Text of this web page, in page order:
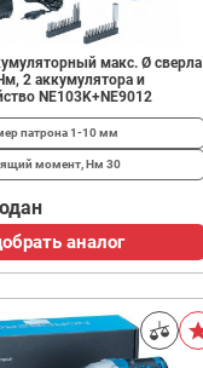
макс. Ø сверла
2 аккумулятора и
NE103K+NE9012
патрона1-10 мм
момент, Нм 30
аналог